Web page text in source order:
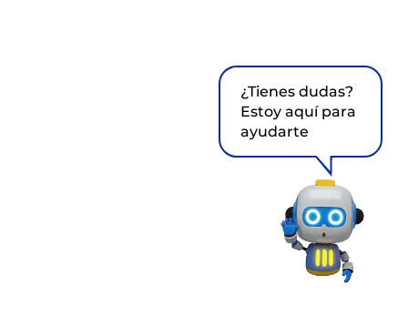
¿Tienes dudas?
Estoy aquí para
ayudarte